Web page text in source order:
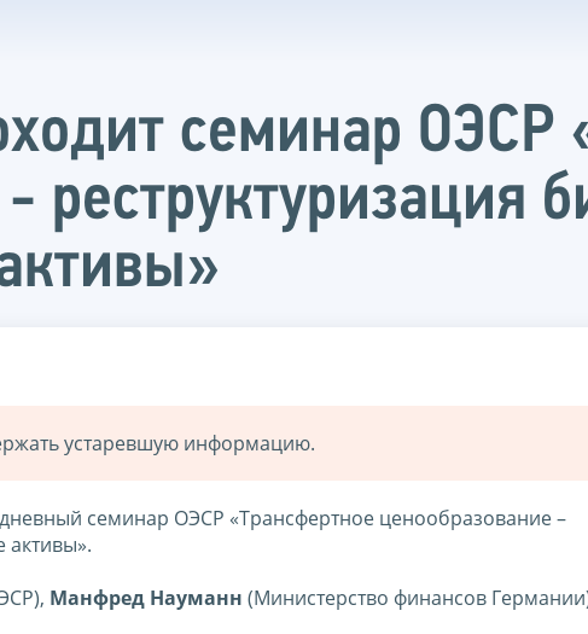
семинар ОЭСР
реструктуризация
устаревшую информацию.
семинар ОЭСР «Трансфертное ценообразование –
активы».
Манфред Науманн (Министерство финансов